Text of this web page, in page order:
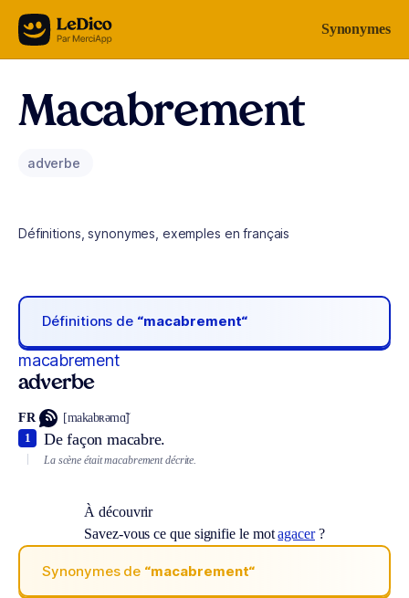
Aller au contenu Synonymes
Macabrement
adverbe
Définitions, synonymes, exemples en français
Définitions de “macabrement“
macabrement
adverbe
FR [makabʀəmɑ̃]
De façon macabre.
1
La scène était macabrement décrite.
À découvrir
Savez-vous ce que signifie le motagacer?
Synonymes de “macabrement“